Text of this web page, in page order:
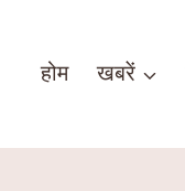
होम खबरें